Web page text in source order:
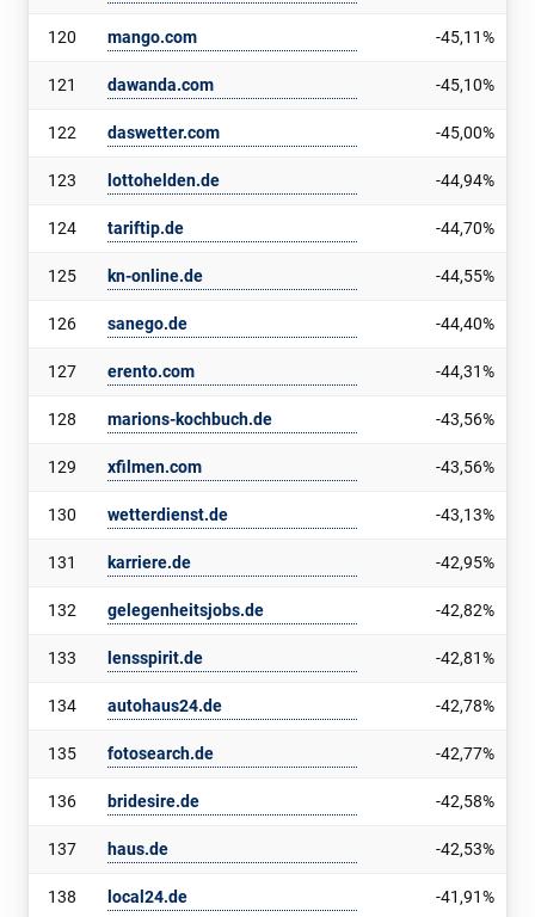
120 mango.com -45,11%
121 dawanda.com -45,10%
122 daswetter.com -45,00%
123 lottohelden.de -44,94%
124 tariftip.de -44,70%
125 kn-online.de -44,55%
126 sanego.de -44,40%
127 erento.com -44,31%
128 marions-kochbuch.de -43,56%
129 xfilmen.com -43,56%
130 wetterdienst.de -43,13%
131 karriere.de -42,95%
132 gelegenheitsjobs.de -42,82%
133 lensspirit.de -42,81%
134 autohaus24.de -42,78%
135 fotosearch.de -42,77%
136 bridesire.de -42,58%
137 haus.de -42,53%
138 local24.de -41,91%